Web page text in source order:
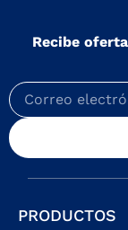
Recibe
PRODUCTOS